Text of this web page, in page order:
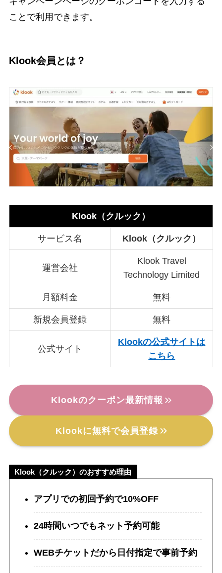
ことで利用できます。
Klook会員とは？
Klook（クルック）
サービス名 Klook（クルック）
運営会社
Klook Travel
Technology Limited
月額料金 無料
新規会員登録 無料
公式サイト
Klookの公式サイトは
こちら
Klookのクーポン最新情報
Klookに無料で会員登録
Klook（クルック）のおすすめ理由
アプリでの初回予約で10%OFF
24時間いつでもネット予約可能
WEBチケットだから日付指定で事前予約